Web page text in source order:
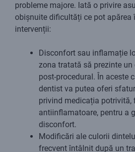
probleme majore. Iată o privire
obișnuite dificultăți ce pot apărea
intervenții:
Disconfort sau inflamație
zona tratată să prezinte
post-procedural. În aceste
dentist va putea oferi
privind medicația potrivită,
antiinflamatoare, pentru a
disconfort.
Modificări ale culorii
frecvent întâlnit după un